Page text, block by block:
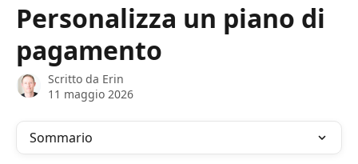
Personalizza un piano di
pagamento
Scritto da Erin
11 maggio 2026
Sommario